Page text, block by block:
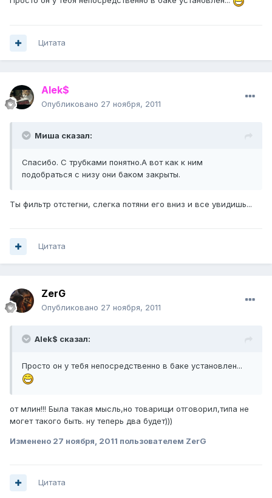
Цитата
Alek$
Опубликовано 27 ноября, 2011
Миша сказал:
Спасибо. С трубками понятно.А вот как к ним
подобраться с низу они баком закрыты.
Ты фильтр отстегни, слегка потяни его вниз и все увидишь...
Цитата
ZerG
Опубликовано 27 ноября, 2011
Alek$ сказал:
Просто он у тебя непосредственно в баке установлен...
от млин!!! Была такая мысль,но товарищи отговорил,типа не
могет такого быть. ну теперь два будет)))
Изменено 27 ноября, 2011 пользователем ZerG
Цитата